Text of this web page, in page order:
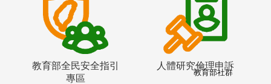
教育部全民安全指引
專區
人體研究倫理申訴
教育部社群